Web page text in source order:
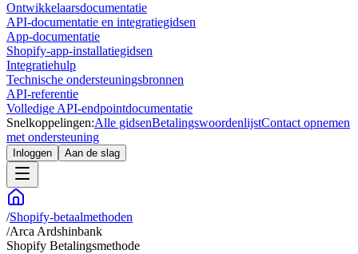
Ontwikkelaarsdocumentatie
API-documentatie en integratiegidsen
App-documentatie
Shopify-app-installatiegidsen
Integratiehulp
Technische ondersteuningsbronnen
API-referentie
Volledige API-endpointdocumentatie
Snelkoppelingen:Alle gidsenBetalingswoordenlijstContact opnemen
met ondersteuning
Inloggen Aan de slag
/Shopify-betaalmethoden
/Arca Ardshinbank
Shopify Betalingsmethode